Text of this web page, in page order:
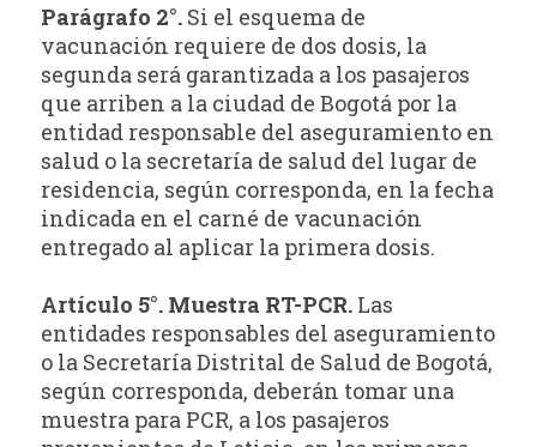
Parágrafo 2°. Si el esquema de
vacunación requiere de dos dosis, la
segunda será garantizada a los pasajeros
que arriben a la ciudad de Bogotá por la
entidad responsable del aseguramiento en
salud o la secretaría de salud del lugar de
residencia, según corresponda, en la fecha
indicada en el carné de vacunación
entregado al aplicar la primera dosis.
Artículo 5°. Muestra RT-PCR. Las
entidades responsables del aseguramiento
o la Secretaría Distrital de Salud de Bogotá,
según corresponda, deberán tomar una
muestra para PCR, a los pasajeros